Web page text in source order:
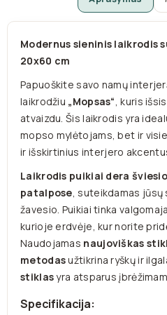
Modernus sieninis laikrodis
20x60 cm
Papuoškite savo namų
laikrodžiu „Mopsas“, kuris
atvaizdu. Šis laikrodis yra
mopso mylėtojams, bet ir
ir išskirtinius interjero
Laikrodis puikiai dera
patalpose, suteikdamas jūsų
žavesio. Puikiai tinka
kurioje erdvėje, kur norite
Naudojamas naujoviškas
metodasužtikrina ryškų ir
stiklasyra atsparus
Specifikacija: